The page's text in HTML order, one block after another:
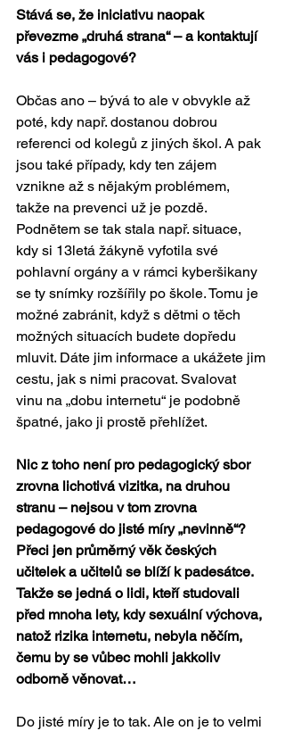
Stává se, že iniciativu naopak
převezme „druhá strana“ – a kontaktují
vás i pedagogové?
Občas ano – bývá to ale v obvykle až
poté, kdy např. dostanou dobrou
referenci od kolegů z jiných škol. A pak
jsou také případy, kdy ten zájem
vznikne až s nějakým problémem,
takže na prevenci už je pozdě.
Podnětem se tak stala např. situace,
kdy si 13letá žákyně vyfotila své
pohlavní orgány a v rámci kyberšikany
se ty snímky rozšířily po škole. Tomu je
možné zabránit, když s dětmi o těch
možných situacích budete dopředu
mluvit. Dáte jim informace a ukážete jim
cestu, jak s nimi pracovat. Svalovat
vinu na „dobu internetu“ je podobně
špatné, jako ji prostě přehlížet.
Nic z toho není pro pedagogický sbor
zrovna lichotivá vizitka, na druhou
stranu – nejsou v tom zrovna
pedagogové do jisté míry „nevinně“?
Přeci jen průměrný věk českých
učitelek a učitelů se blíží k padesátce.
Takže se jedná o lidi, kteří studovali
před mnoha lety, kdy sexuální výchova,
natož rizika internetu, nebyla něčím,
čemu by se vůbec mohli jakkoliv
odborně věnovat…
Do jisté míry je to tak. Ale on je to velmi